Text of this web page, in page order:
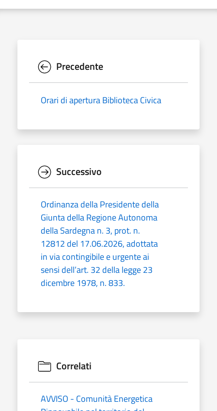
Precedente
Orari di apertura Biblioteca Civica
Successivo
Ordinanza della Presidente della
Giunta della Regione Autonoma
della Sardegna n. 3, prot. n.
12812 del 17.06.2026, adottata
in via contingibile e urgente ai
sensi dell’art. 32 della legge 23
dicembre 1978, n. 833.
Correlati
AVVISO - Comunità Energetica